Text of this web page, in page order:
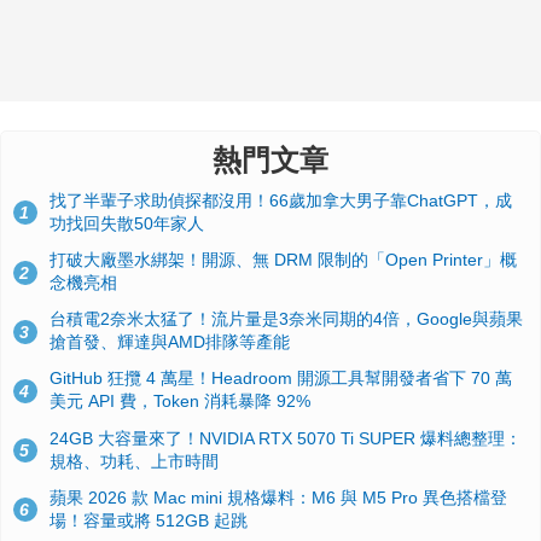
熱門文章
1
找了半輩子求助偵探都沒用！66歲加拿大男子靠ChatGPT，成
功找回失散50年家人
2
打破大廠墨水綁架！開源、無 DRM 限制的「Open Printer」概
念機亮相
3
台積電2奈米太猛了！流片量是3奈米同期的4倍，Google與蘋果
搶首發、輝達與AMD排隊等產能
4
GitHub 狂攬 4 萬星！Headroom 開源工具幫開發者省下 70 萬
美元 API 費，Token 消耗暴降 92%
5
24GB 大容量來了！NVIDIA RTX 5070 Ti SUPER 爆料總整理：
規格、功耗、上市時間
6
蘋果 2026 款 Mac mini 規格爆料：M6 與 M5 Pro 異色搭檔登
場！容量或將 512GB 起跳